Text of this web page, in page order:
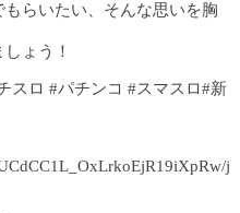
らいたい、そんな思いを胸
ょう！
スロ #パチンコ #スマスロ#新
j